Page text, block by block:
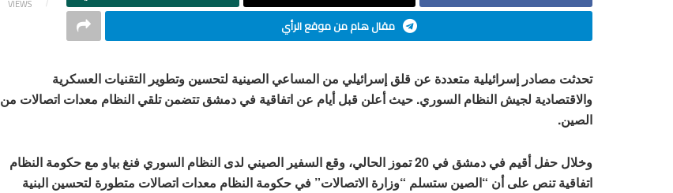
VIEWS
مقال هام من موقع الرأي
تحدثت مصادر إسرائيلية متعددة عن قلق إسرائيلي من المساعي الصينية لتحسين وتطوير التقنيات العسكرية
والاقتصادية لجيش النظام السوري. حيث أعلن قبل أيام عن اتفاقية في دمشق تتضمن تلقي النظام معدات اتصالات من
الصين.
وخلال حفل أقيم في دمشق في 20 تموز الحالي، وقع السفير الصيني لدى النظام السوري فنغ بياو مع حكومة النظام
اتفاقية تنص على أن “الصين ستسلم “وزارة الاتصالات” في حكومة النظام معدات اتصالات متطورة لتحسين البنية